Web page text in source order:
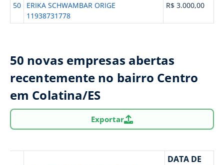
50
ERIKA SCHWAMBAR ORIGE
11938731778
R$ 3.000,00
50 novas empresas abertas
recentemente no bairro Centro
em Colatina/ES
Exportar
DATA DE